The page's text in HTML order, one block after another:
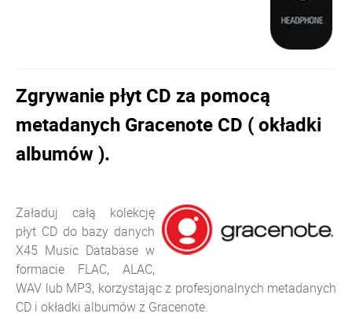
Zgrywanie płyt CD za pomocą
metadanych Gracenote CD ( okładki
albumów ).
Załaduj całą kolekcję
płyt CD do bazy danych
X45 Music Database w
formacie FLAC, ALAC,
WAV lub MP3, korzystając z profesjonalnych metadanych
CD i okładki albumów z Gracenote.